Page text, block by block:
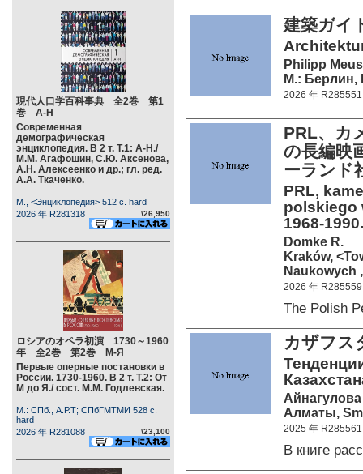
現代人口学百科事典 全2巻 第1
巻 А-Н
Современная
демографическая
энциклопедия. В 2 т. Т.1: А-Н./
М.М. Агафошин, С.Ю. Аксенова,
А.Н. Алексеенко и др.; гл. ред.
А.А. Ткаченко.
М., <Энциклопедия> 512 c. hard
2026 年 R281318
\26,950
ロシアのオペラ初演 1730～1960
年 全2巻 第2巻 М-Я
Первые оперные постановки в
России. 1730-1960. В 2 т. Т.2: От
М до Я./ сост. М.М. Годлевская.
М.: СПб., А.Р.Т; СПбГМТМИ 528 c.
hard
2026 年 R281088
\23,100
建築ガ
Philipp
М.: Берлин,
2026 年 R285551
PRL、カ
の長編映
ーランド
PRL,
polskiego
1968-
Domke R.
Kraków,
Naukowych
2026 年 R285559
The Polish
カザフ
Алматы,
2025 年 R285561
В книге